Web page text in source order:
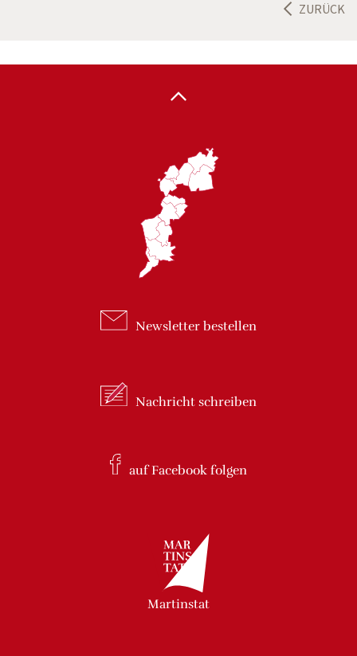
ZURÜCK
Newsletter bestellen
Nachricht schreiben
auf Facebookfolgen
Martinstat